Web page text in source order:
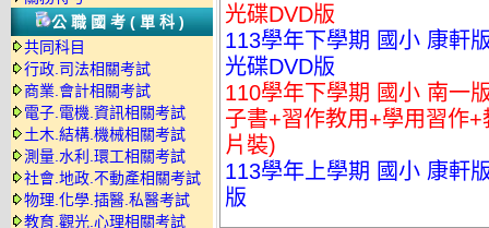
公職國考(單科)
共同科目
行政.司法相關考試
商業.會計相關考試
電子.電機.資訊相關考試
土木.結構.機械相關考試
測量.水利.環工相關考試
社會.地政.不動產相關考試
物理.化學.插醫.私醫考試
教育.觀光.心理相關考試
光碟DVD版
113學年下學期 國小 康軒
光碟DVD版
110學年下學期 國小 南一
子書+習作教用+學用習作
片裝)
113學年上學期 國小 康軒
版